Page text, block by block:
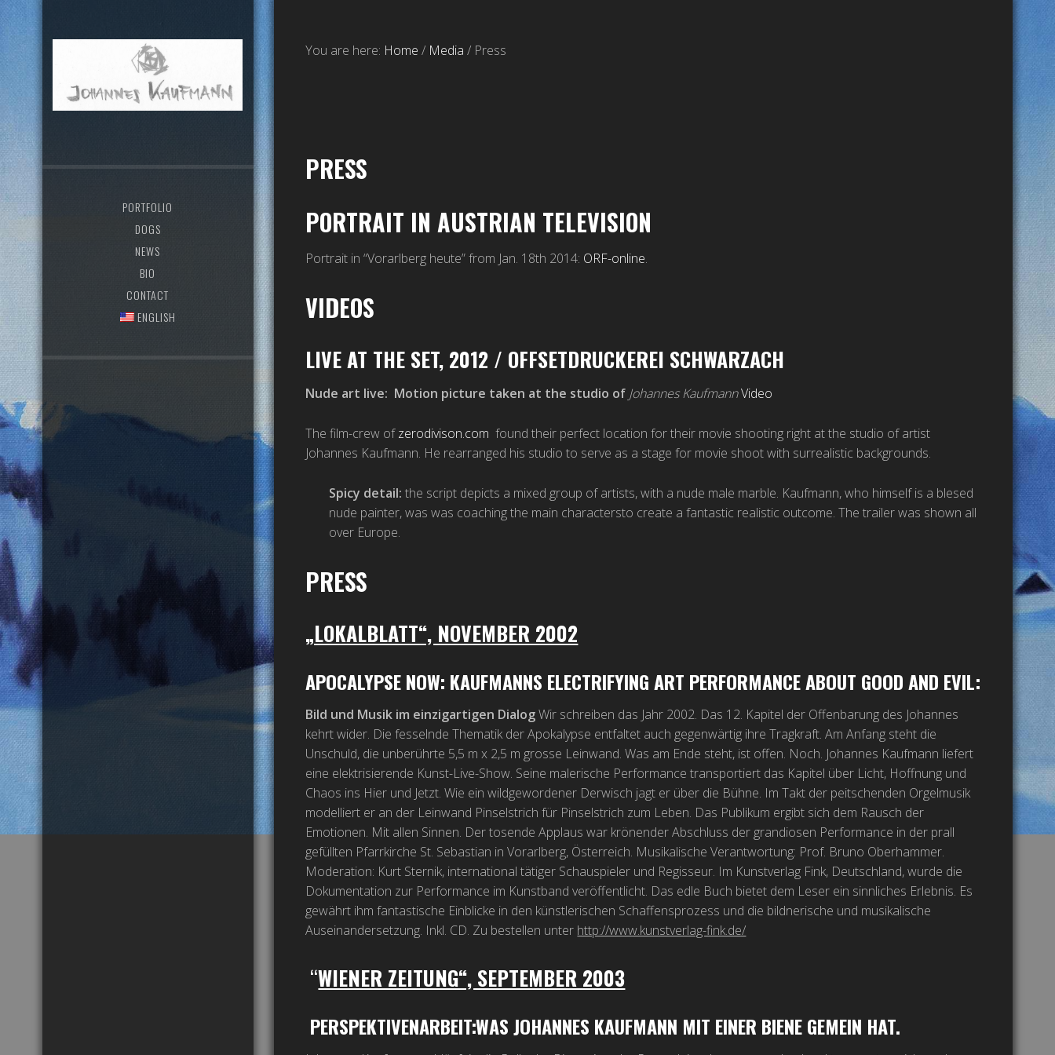
PORTFOLIO
DOGS
NEWS
BIO
CONTACT
ENGLISH
You are here: Home / Media / Press
PRESS
PORTRAIT IN AUSTRIAN TELEVISION
Portrait in “Vorarlberg heute” from Jan. 18th 2014: ORF-online.
VIDEOS
LIVE AT THE SET, 2012 / OFFSETDRUCKEREI SCHWARZACH
Nude art live: Motion picture taken at the studio of Johannes KaufmannVideo
The film-crew ofzerodivison.com found their perfect location for their movie shooting right at the studio of artist
Johannes Kaufmann. He rearranged his studio to serve as a stage for movie shoot with surrealistic backgrounds.
Spicy detail: the script depicts a mixed group of artists, with a nude male marble. Kaufmann, who himself is a blesed
nude painter, was was coaching the main charactersto create a fantastic realistic outcome. The trailer was shown all
over Europe.
PRESS
„LOKALBLATT“, NOVEMBER 2002
APOCALYPSE NOW: KAUFMANNS ELECTRIFYING ART PERFORMANCE ABOUT GOOD AND EVIL:
Bild und Musik im einzigartigen DialogWir schreiben das Jahr 2002. Das 12. Kapitel der Offenbarung des Johannes
kehrt wider. Die fesselnde Thematik der Apokalypse entfaltet auch gegenwärtig ihre Tragkraft. Am Anfang steht die
Unschuld, die unberührte 5,5 m x 2,5 m grosse Leinwand. Was am Ende steht, ist offen. Noch. Johannes Kaufmann liefert
eine elektrisierende Kunst-Live-Show. Seine malerische Performance transportiert das Kapitel über Licht, Hoffnung und
Chaos ins Hier und Jetzt. Wie ein wildgewordener Derwisch jagt er über die Bühne. Im Takt der peitschenden Orgelmusik
modelliert er an der Leinwand Pinselstrich für Pinselstrich zum Leben. Das Publikum ergibt sich dem Rausch der
Emotionen. Mit allen Sinnen. Der tosende Applaus war krönender Abschluss der grandiosen Performance in der prall
gefüllten Pfarrkirche St. Sebastian in Vorarlberg, Österreich. Musikalische Verantwortung: Prof. Bruno Oberhammer.
Moderation: Kurt Sternik, international tätiger Schauspieler und Regisseur. Im Kunstverlag Fink, Deutschland, wurde die
Dokumentation zur Performance im Kunstband veröffentlicht. Das edle Buch bietet dem Leser ein sinnliches Erlebnis. Es
gewährt ihm fantastische Einblicke in den künstlerischen Schaffensprozess und die bildnerische und musikalische
Auseinandersetzung. Inkl. CD. Zu bestellen unter http://www.kunstverlag-fink.de/
“WIENER ZEITUNG“, SEPTEMBER 2003
PERSPEKTIVENARBEIT:WAS JOHANNES KAUFMANN MIT EINER BIENE GEMEIN HAT.